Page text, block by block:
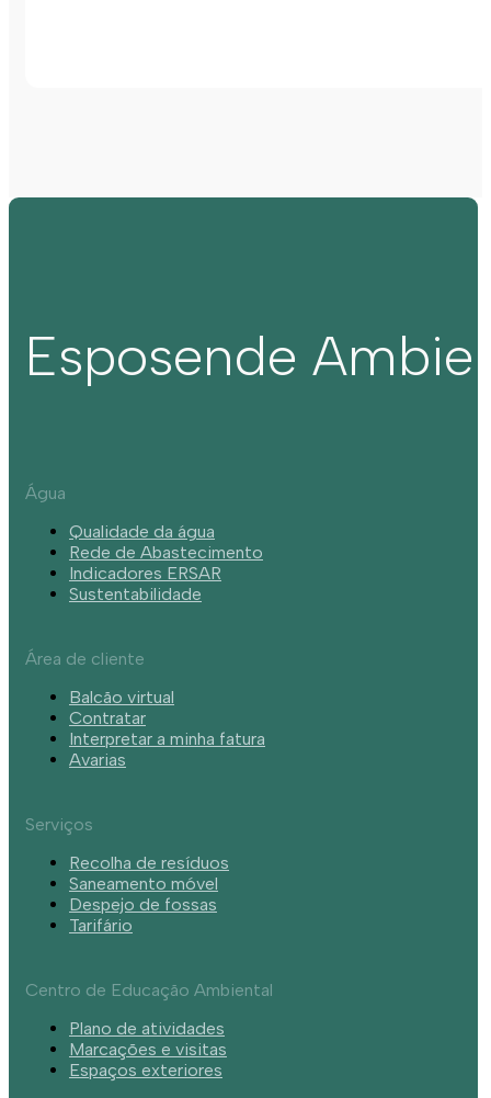
Esposende
Água
Qualidade da água
Rede de Abastecimento
Indicadores ERSAR
Sustentabilidade
Área de cliente
Balcão virtual
Contratar
Interpretar a minha fatura
Avarias
Serviços
Recolha de resíduos
Saneamento móvel
Despejo de fossas
Tarifário
Centro de Educação Ambiental
Plano de atividades
Marcações e visitas
Espaços exteriores